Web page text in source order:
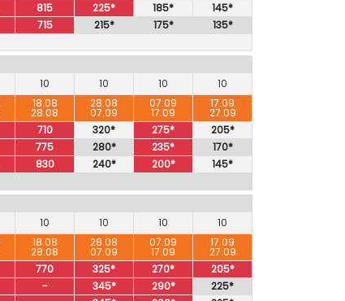
815 225* 185*
145*
715 215* 175*
135*
10 10 10
10
18.08
28.08
28.08
07.09
07.09
17.09
17.09
27.09
710 320* 275*
205*
775 280* 235*
170*
830 240* 200*
145*
10 10 10
10
18.08
28.08
28.08
07.09
07.09
17.09
17.09
27.09
770 325* 270*
205*
- 345* 290*
225*